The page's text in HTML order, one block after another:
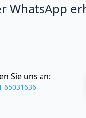
Sie uns an:
65031636